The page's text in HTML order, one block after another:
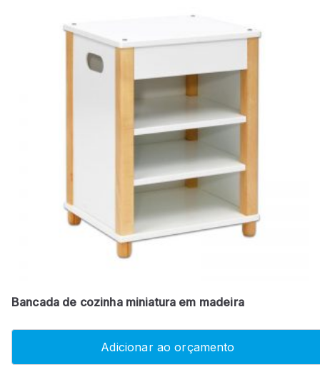
Bancada de cozinha miniatura em madeira
Adicionar ao orçamento